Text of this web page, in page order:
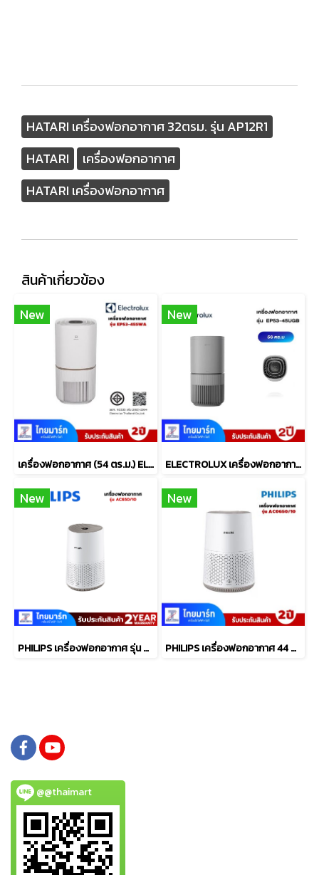
HATARI เครื่องฟอกอากาศ 32ตรม. รุ่น AP12R1
HATARI
เครื่องฟอกอากาศ
HATARI เครื่องฟอกอากาศ
สินค้าเกี่ยวข้อง
New
เครื่องฟอกอากาศ (54 ตร.ม.) ELECTROLUX รุ่น EP53-45SWA
New
ELECTROLUX เครื่องฟอกอากาศ WiFi 56 ตรม.UV PM1.0 รุ่น EP53-45UGB
New
PHILIPS เครื่องฟอกอากาศ รุ่น AC650/10
New
PHILIPS เครื่องฟอกอากาศ 44 ตร.ม. รุ่น AC0650/10
@@thaimart